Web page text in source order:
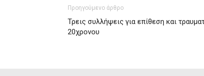
Προηγούμενο άρθρο
Τρεις συλλήψεις για επίθεση και
20χρονου